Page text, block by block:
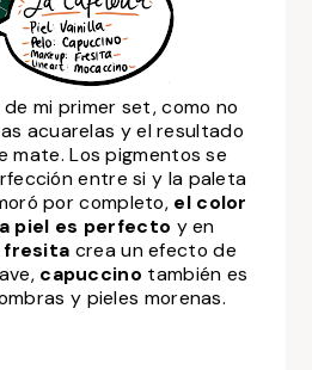
mi primer set, como no
acuarelas y el resultado
mate. Los pigmentos se
entre si y la paleta
por completo, el color
piel es perfecto y en
fresita crea un efecto de
capuccino también es
y pieles morenas.